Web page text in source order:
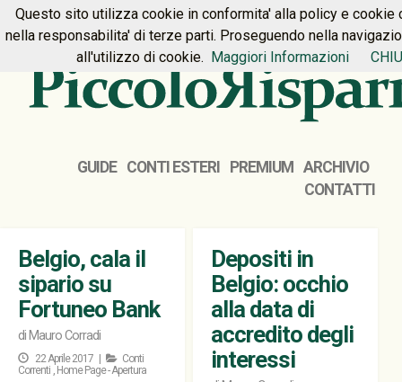
HOME PREMIUM CONTATTI
GUIDE CONTI ESTERI PREMIUM
ARCHIVIO
CONTATTI
Belgio, cala il
sipario su
Fortuneo Bank
di Mauro Corradi
22 Aprile 2017 |
Conti
Correnti , Home Page - Apertura
Depositi in
Belgio: occhio
alla data di
accredito degli
interessi
Questo sito utilizza cookie in conformita' alla policy e cookie
nella responsabilita' di terze parti. Proseguendo nella
all'utilizzo di cookie. Maggiori Informazioni